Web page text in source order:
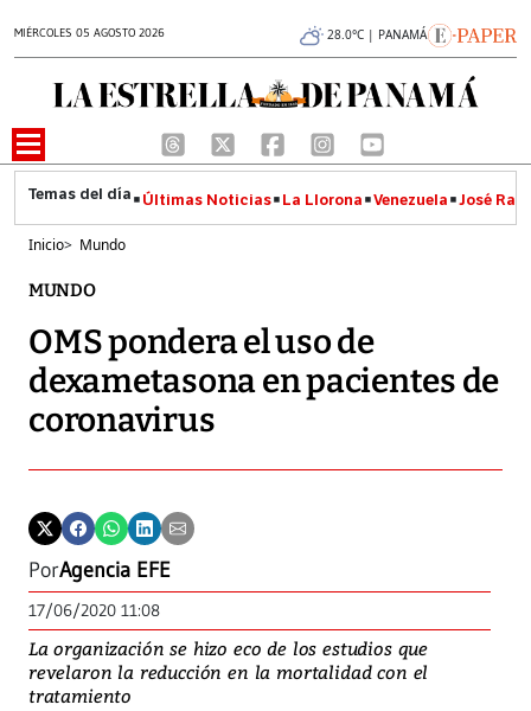
MIÉRCOLES 05 AGOSTO 2026 28.0°C | PANAMÁ
Últimas Noticias La Llorona Venezuela José
Inicio> Mundo
MUNDO
OMS pondera el uso de
dexametasona en pacientes de
coronavirus
PorAgencia EFE
17/06/2020 11:08
La organización se hizo eco de los estudios que
revelaron la reducción en la mortalidad con el
tratamiento